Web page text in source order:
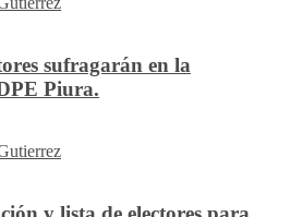
sufragarán en la
Piura.